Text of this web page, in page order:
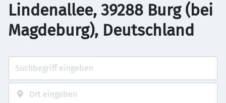
Lindenallee, 39288 Burg (bei
Magdeburg), Deutschland